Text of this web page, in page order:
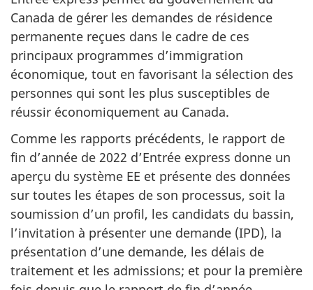
Canada de gérer les demandes de résidence
permanente reçues dans le cadre de ces
principaux programmes d’immigration
économique, tout en favorisant la sélection des
personnes qui sont les plus susceptibles de
réussir économiquement au Canada.
Comme les rapports précédents, le rapport de
fin d’année de 2022 d’Entrée express donne un
aperçu du système EE et présente des données
sur toutes les étapes de son processus, soit la
soumission d’un profil, les candidats du bassin,
l’invitation à présenter une demande (IPD), la
présentation d’une demande, les délais de
traitement et les admissions; et pour la première